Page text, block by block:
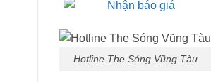
Hotline The Sóng Vũng Tàu
900,000 vnđ/